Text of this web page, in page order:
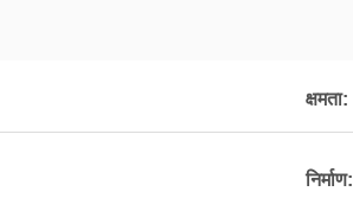
क्षमता:
निर्माण: